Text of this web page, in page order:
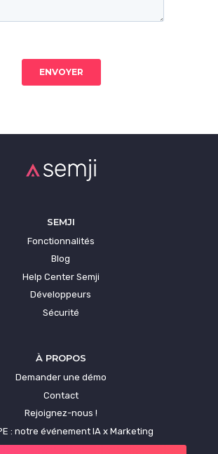
SEMJI
Fonctionnalités
Blog
Help Center Semji
Développeurs
Sécurité
À PROPOS
Demander une démo
Contact
Rejoignez-nous !
: notre événement IA x Marketing